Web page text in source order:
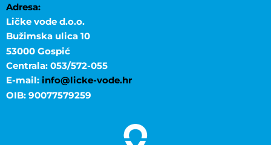
Adresa:
Ličke vode d.o.o.
Bužimska ulica 10
53000 Gospić
Centrala: 053/572-055
E-mail: info@licke-vode.hr
OIB: 90077579259